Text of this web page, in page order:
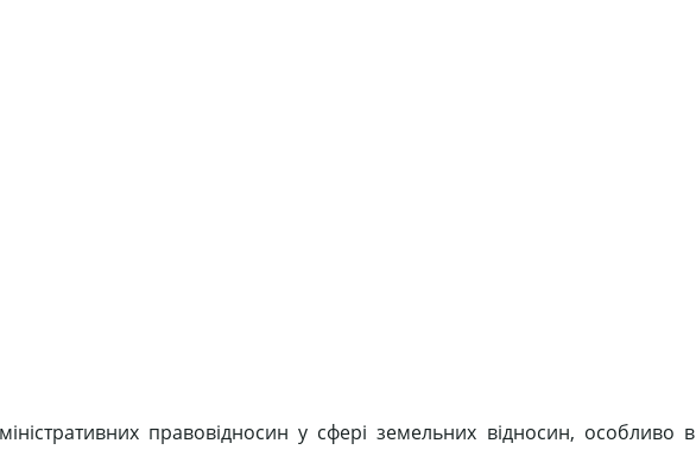
правовід­носин у сфері земельних відносин, особливо в